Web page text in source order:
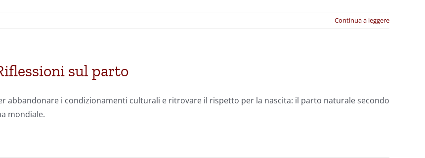
Continua a leggere
sul parto
abbandonare i condizionamenti culturali e ritrovare il rispetto per la nascita: il parto naturale secondo
mondiale.